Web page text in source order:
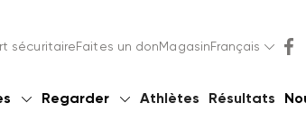
sécuritaire Faites un don Magasin Français
Regarder Athlètes Résultats